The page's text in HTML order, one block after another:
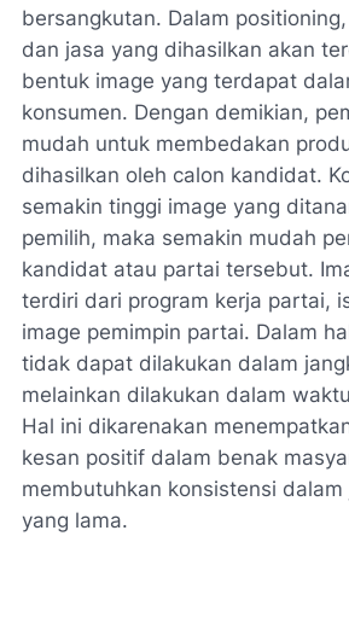
bersangkutan. Dalam
dan jasa yang dihasilkan akan
bentuk image yang terdapat
konsumen. Dengan demikian,
mudah untuk membedakan
dihasilkan oleh calon kandidat.
semakin tinggi image yang
pemilih, maka semakin mudah
kandidat atau partai tersebut.
terdiri dari program kerja partai,
image pemimpin partai. Dalam
tidak dapat dilakukan dalam
melainkan dilakukan dalam
Hal ini dikarenakan
kesan positif dalam benak
membutuhkan konsistensi
yang lama.